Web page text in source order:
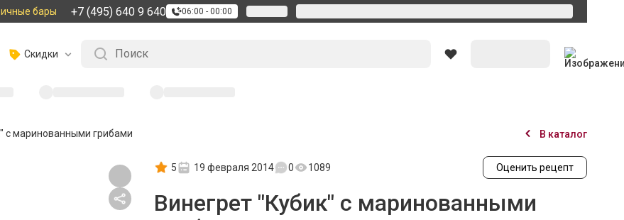
бары +7 (495) 640 9 640 06:00 - 00:00
Скидки
с маринованными грибами В каталог
5 19 февраля 2014 0 1089 Оценить рецепт
Винегрет "Кубик" с маринованными